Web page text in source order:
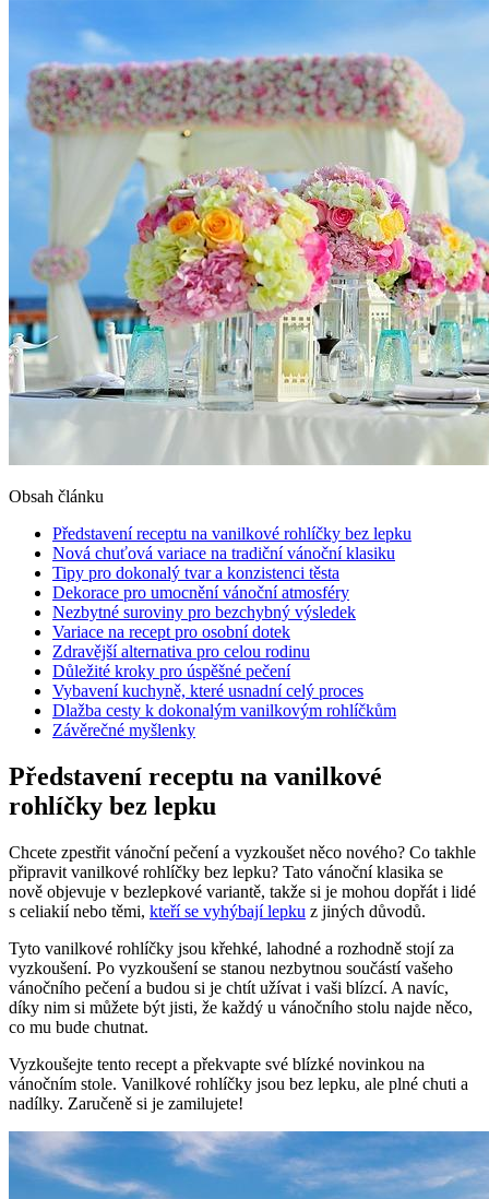
Obsah článku
Představení receptu na vanilkové rohlíčky bez lepku
Nová chuťová variace na tradiční vánoční klasiku
Tipy pro dokonalý tvar a konzistenci těsta
Dekorace pro umocnění vánoční atmosféry
Nezbytné suroviny pro bezchybný výsledek
Variace na recept pro osobní dotek
Zdravější alternativa pro celou rodinu
Důležité kroky pro úspěšné pečení
Vybavení kuchyně, které usnadní celý proces
Dlažba cesty k dokonalým vanilkovým rohlíčkům
Závěrečné myšlenky
Představení receptu na vanilkové
rohlíčky bez lepku
Chcete zpestřit vánoční pečení a vyzkoušet něco nového? Co takhle
připravit vanilkové rohlíčky bez lepku? Tato vánoční klasika se
nově objevuje v bezlepkové variantě, takže si je mohou dopřát i lidé
s celiakií nebo těmi, kteří se vyhýbají lepku z jiných důvodů.
Tyto vanilkové rohlíčky jsou křehké, lahodné a rozhodně stojí za
vyzkoušení. Po vyzkoušení se stanou nezbytnou součástí vašeho
vánočního pečení a budou si je chtít užívat i vaši blízcí. A navíc,
díky nim si můžete být jisti, že každý u vánočního stolu najde něco,
co mu bude chutnat.
Vyzkoušejte tento recept a překvapte své blízké novinkou na
vánočním stole. Vanilkové rohlíčky jsou bez lepku, ale plné chuti a
nadílky. Zaručeně si je zamilujete!